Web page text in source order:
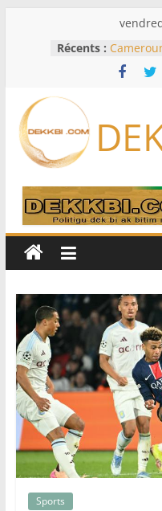
Récents :
l’armée
logiciels
Anthropic
Disney
France –
policière
Sports